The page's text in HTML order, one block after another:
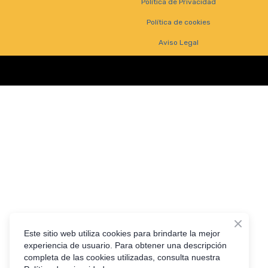
Política de cookies
Aviso Legal
Este sitio web utiliza cookies para brindarte la mejor
experiencia de usuario. Para obtener una descripción
completa de las cookies utilizadas, consulta nuestra